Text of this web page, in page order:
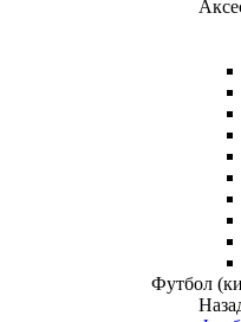
Футбол